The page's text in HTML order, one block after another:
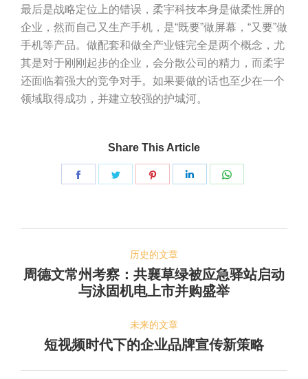
最后是战略定位上的错误，柔宇科技本身是做柔性屏的
企业，然而自己又生产手机，是“既要”做屏幕，“又要”做
手机等产品。做配套和做全产业链完全是两个概念，尤
其是对于刚刚起步的企业，会分散公司的精力，而柔宇
还面临着强大的竞争对手。如果要做的话也至少在一个
领域取得成功，并建立较强的护城河。
Share This Article
Share
Share
Share
Share
章
历史的文章
历
史
章：
周德文常州考察：共襄草绿被应急驿站启动
与泳固机电上市并购盛举
未来的文章
未
短视频时代下的企业品牌宣传新策略